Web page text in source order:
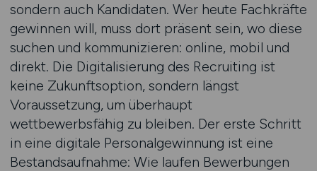
sondern auch Kandidaten. Wer heute Fachkräfte
gewinnen will, muss dort präsent sein, wo diese
suchen und kommunizieren: online, mobil und
direkt. Die Digitalisierung des Recruiting ist
keine Zukunftsoption, sondern längst
Voraussetzung, um überhaupt
wettbewerbsfähig zu bleiben. Der erste Schritt
in eine digitale Personalgewinnung ist eine
Bestandsaufnahme: Wie laufen Bewerbungen